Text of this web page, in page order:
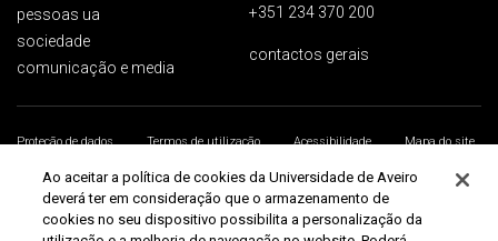
pessoas ua
sociedade
comunicação e media
+351 234 370 200
contactos gerais
Proteção de dados Termos de utilização Acessibilidade
Mapa do site
Universidade de Aveiro 2026
Ao aceitar a política de cookies da Universidade de Aveiro
deverá ter em consideração que o armazenamento de
cookies no seu dispositivo possibilita a personalização da